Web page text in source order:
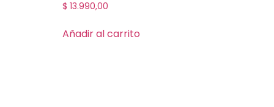
$ 13.990,00
Añadir al carrito